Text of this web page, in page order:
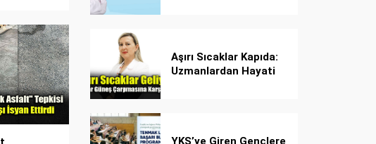
Aşırı Sıcaklar Kapıda:
Uzmanlardan Hayati
YKS’ye Giren Gençlere